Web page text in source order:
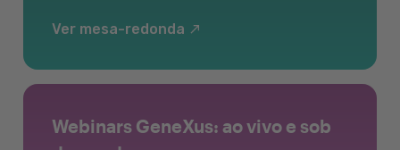
Ver mesa-redonda
Webinars GeneXus: ao vivo e sob